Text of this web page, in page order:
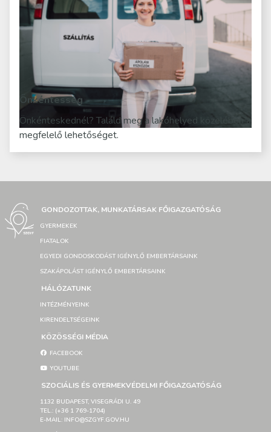
Önkéntesség
Önkénteskednél? Találd meg a lakóhelyed közelében a
megfelelő lehetőséget.
GONDOZOTTAK, MUNKATÁRSAK FŐIGAZGATÓSÁG
GYERMEKEK
FIATALOK
EGYEDI GONDOSKODÁST IGÉNYLŐ EMBERTÁRSAINK
SZAKÁPOLÁST IGÉNYLŐ EMBERTÁRSAINK
HÁLÓZATUNK
INTÉZMÉNYEINK
KIRENDELTSÉGEINK
KÖZÖSSÉGI MÉDIA
FACEBOOK
YOUTUBE
SZOCIÁLIS ÉS GYERMEKVÉDELMI FŐIGAZGATÓSÁG
1132 BUDAPEST, VISEGRÁDI U. 49
TEL.: (+36 1 769-1704)
E-MAIL: INFO@SZGYF.GOV.HU